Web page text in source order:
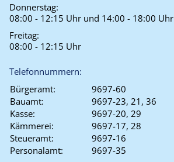
Donnerstag:
08:00 - 12:15 Uhr und 14:00 - 18:00 Uhr
Freitag:
08:00 - 12:15 Uhr
Telefonnummern:
Bürgeramt:
9697-60
Bauamt:
9697-23, 21, 36
Kasse:
9697-20, 29
Kämmerei:
9697-17, 28
Steueramt:
9697-16
Personalamt:
9697-35